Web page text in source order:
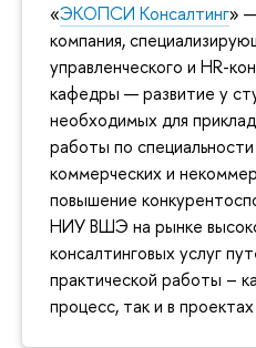
«ЭКОПСИ Консалтинг»
компания,
управленческого и HR-
кафедры — развитие у
необходимых для
работы по
коммерческих и
повышение
НИУ ВШЭ на рынке
консалтинговых услуг
практической работы –
процесс, так и в